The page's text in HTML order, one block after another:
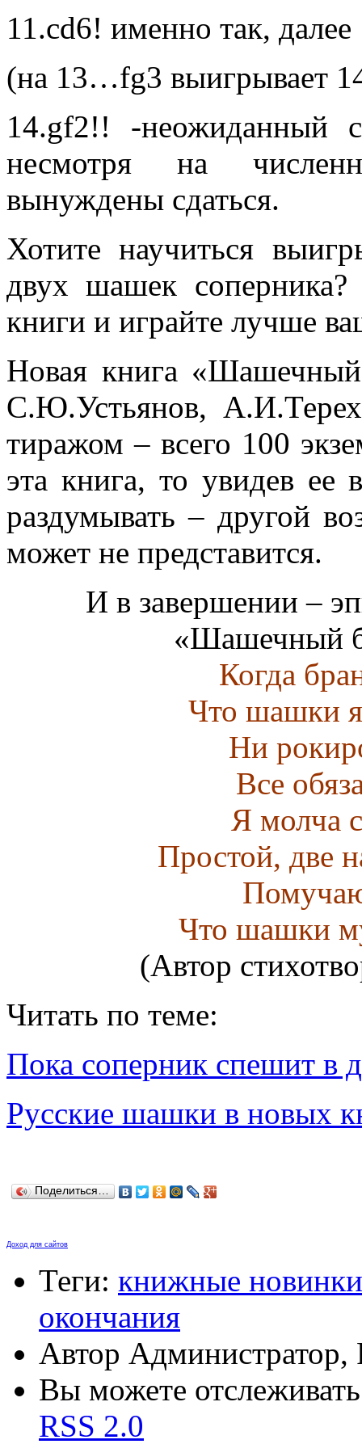
11.cd6! именно так,
(на 13…fg3 выигрывает
14.gf2!! -неожиданный
несмотря на
вынуждены сдаться.
Хотите научиться
двух шашек
книги и играйте лучше
Новая книга
С.Ю.Устьянов,
тиражом – всего 100
эта книга, то увидев ее
раздумывать – другой
может не представится.
И в завершении –
«Шашечный
Когда
Что шашки
Ни
Все
Я молча
Простой, две
Что шашки
(Автор
Читать по теме:
Пока соперник спешит в
Русские шашки в новых
Поделиться…
Доход для сайтов
Теги: книжные новинки
окончания
Автор
Вы можете отслеживать
RSS 2.0